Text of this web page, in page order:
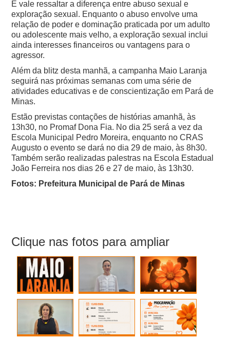
E vale ressaltar a diferença entre abuso sexual e
exploração sexual. Enquanto o abuso envolve uma
relação de poder e dominação praticada por um adulto
ou adolescente mais velho, a exploração sexual inclui
ainda interesses financeiros ou vantagens para o
agressor.
Além da blitz desta manhã, a campanha Maio Laranja
seguirá nas próximas semanas com uma série de
atividades educativas e de conscientização em Pará de
Minas.
Estão previstas contações de histórias amanhã, às
13h30, no Promaf Dona Fia. No dia 25 será a vez da
Escola Municipal Pedro Moreira, enquanto no CRAS
Augusto o evento se dará no dia 29 de maio, às 8h30.
Também serão realizadas palestras na Escola Estadual
João Ferreira nos dias 26 e 27 de maio, às 13h30.
Fotos: Prefeitura Municipal de Pará de Minas
Clique nas fotos para ampliar